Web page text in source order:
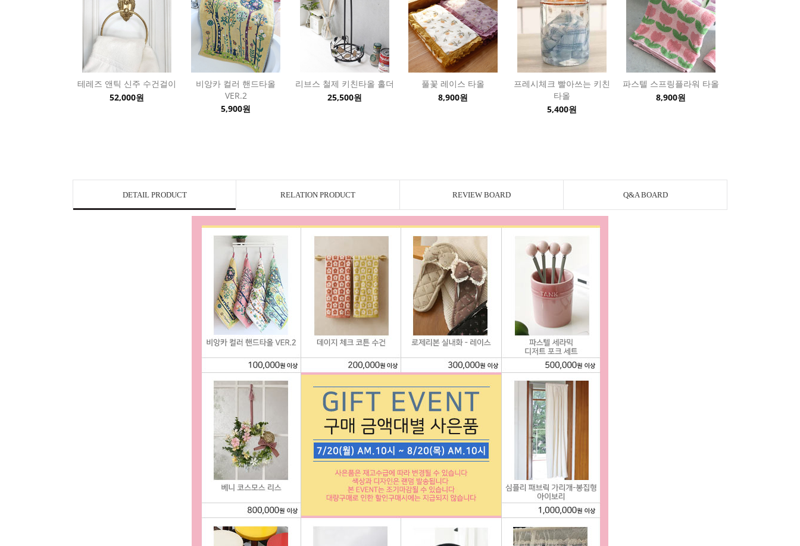
테레즈 앤틱 신주 수건걸이
52,000원
비앙카 컬러 핸드타올
VER.2
5,900원
리브스 철제 키친타올 홀더
25,500원
풀꽃 레이스 타올
8,900원
프레시체크 빨아쓰는 키친
타올
5,400원
파스텔 스프링플라워 타올
8,900원
DETAIL PRODUCT RELATION PRODUCT REVIEW BOARD Q&A BOARD